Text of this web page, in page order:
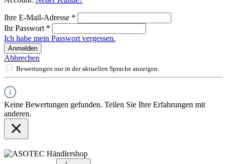
Ihre E-Mail-Adresse *
Ihr Passwort *
Ich habe mein Passwort vergessen.
Anmelden
Abbrechen
Bewertungen nur in der aktuellen Sprache anzeigen.
Keine Bewertungen gefunden. Teilen Sie Ihre Erfahrungen mit
anderen.